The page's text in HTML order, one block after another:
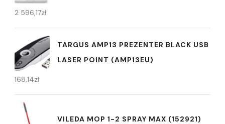
2 596,17zł
TARGUS AMP13 PREZENTER BLACK USB
LASER POINT (AMP13EU)
168,14zł
VILEDA MOP 1-2 SPRAY MAX (152921)